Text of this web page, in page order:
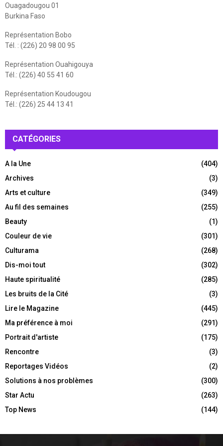
Ouagadougou 01
Burkina Faso
Représentation Bobo
Tél. : (226) 20 98 00 95
Représentation Ouahigouya
Tél.: (226) 40 55 41 60
Représentation Koudougou
Tél.: (226) 25 44 13 41
CATÉGORIES
A la Une
(404)
Archives
(3)
Arts et culture
(349)
Au fil des semaines
(255)
Beauty
(1)
Couleur de vie
(301)
Culturama
(268)
Dis-moi tout
(302)
Haute spiritualité
(285)
Les bruits de la Cité
(3)
Lire le Magazine
(445)
Ma préférence à moi
(291)
Portrait d'artiste
(175)
Rencontre
(3)
Reportages Vidéos
(2)
Solutions à nos problèmes
(300)
Star Actu
(263)
Top News
(144)